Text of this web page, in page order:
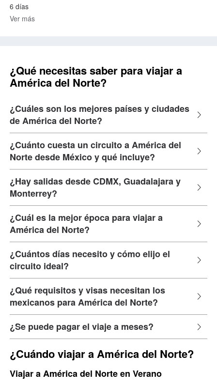
6 días
Ver más
¿Qué necesitas saber para viajar a
América del Norte?
¿Cuáles son los mejores países y ciudades
de América del Norte?
¿Cuánto cuesta un circuito a América del
Norte desde México y qué incluye?
¿Hay salidas desde CDMX, Guadalajara y
Monterrey?
¿Cuál es la mejor época para viajar a
América del Norte?
¿Cuántos días necesito y cómo elijo el
circuito ideal?
¿Qué requisitos y visas necesitan los
mexicanos para América del Norte?
¿Se puede pagar el viaje a meses?
¿Cuándo viajar a América del Norte?
Viajar a América del Norte en Verano